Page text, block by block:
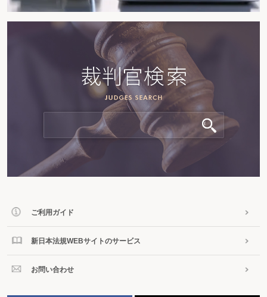
ご利用ガイド
新日本法規WEBサイトのサービス
お問い合わせ